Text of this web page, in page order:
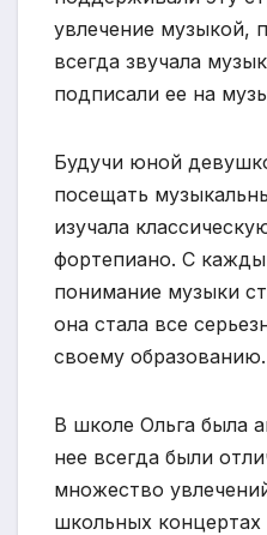
увлечение музыкой,
всегда звучала
подписали ее на
Будучи юной
посещать
изучала
фортепиано. С
понимание музыки
она стала все
своему образованию.
В школе Ольга была
нее всегда были
множество
школьных